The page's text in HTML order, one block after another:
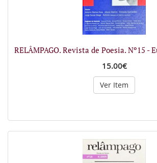
RELÂMPAGO. Revista de Poesia. Nº15 -
15.00€
Ver Item